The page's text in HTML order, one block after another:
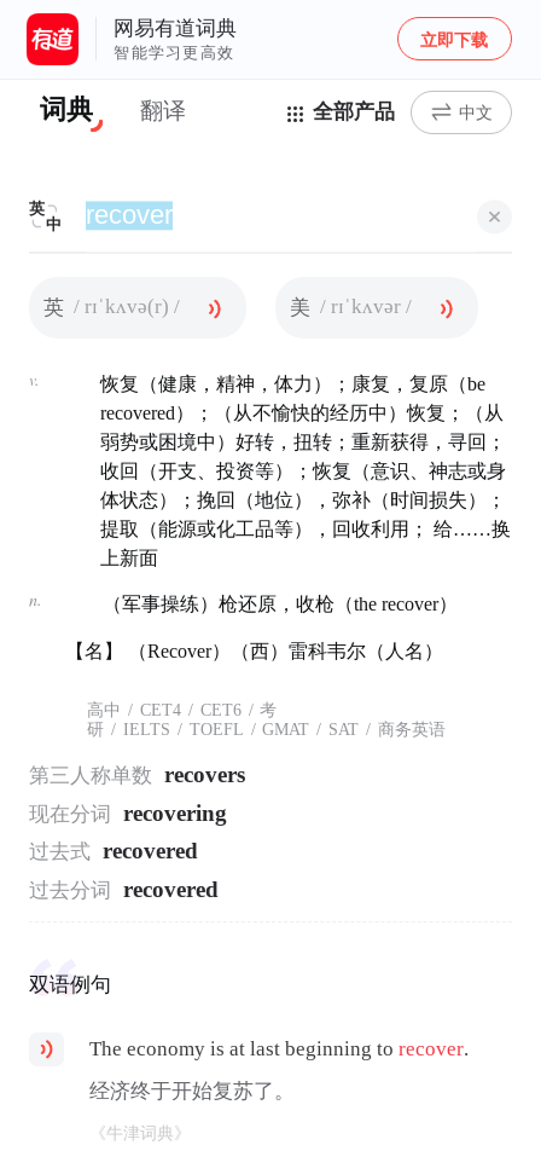
网易有道词典
智能学习更高效
立即下载
词典 翻译 全部产品 中文
英
中
英 / rɪˈkʌvə(r) / 美 / rɪˈkʌvər /
v.
恢复（健康，精神，体力）；康复，复原（be
recovered）；（从不愉快的经历中）恢复；（从
弱势或困境中）好转，扭转；重新获得，寻回；
收回（开支、投资等）；恢复（意识、神志或身
体状态）；挽回（地位），弥补（时间损失）；
提取（能源或化工品等），回收利用； 给……换
上新面
n. （军事操练）枪还原，收枪（the recover）
【名】 （Recover）（西）雷科韦尔（人名）
高中 / CET4 / CET6 / 考
研 / IELTS / TOEFL / GMAT / SAT / 商务英语
第三人称单数 recovers
现在分词 recovering
过去式 recovered
过去分词 recovered
双语例句
The economy is at last beginning torecover.
经济终于开始复苏了。
《牛津词典》